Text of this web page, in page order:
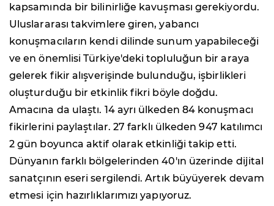
kapsamında bir bilinirliğe kavuşması gerekiyordu.
Uluslararası takvimlere giren, yabancı
konuşmacıların kendi dilinde sunum yapabileceği
ve en önemlisi Türkiye'deki topluluğun bir araya
gelerek fikir alışverişinde bulunduğu, işbirlikleri
oluşturduğu bir etkinlik fikri böyle doğdu.
Amacına da ulaştı. 14 ayrı ülkeden 84 konuşmacı
fikirlerini paylaştılar. 27 farklı ülkeden 947 katılımcı
2 gün boyunca aktif olarak etkinliği takip etti.
Dünyanın farklı bölgelerinden 40'ın üzerinde dijital
sanatçının eseri sergilendi. Artık büyüyerek devam
etmesi için hazırlıklarımızı yapıyoruz.